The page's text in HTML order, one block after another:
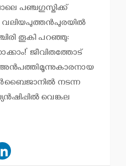
പഞ്ചഗുസ്തിക്ക്
വലിയപുത്തന്‍പുരയില്‍
തൂകി പറഞ്ഞു:
ജീവിതത്തോട്
അന്‍പത്തിമൂന്നുകാരനായ
നടന്ന
വെങ്കല